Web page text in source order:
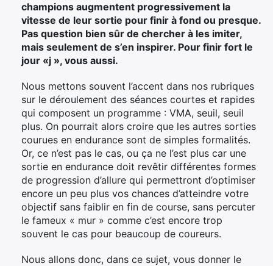
champions augmentent progressivement la
vitesse de leur sortie pour finir à fond ou presque.
Pas question bien sûr de chercher à les imiter,
mais seulement de s’en inspirer. Pour finir fort le
jour «j », vous aussi.
Nous mettons souvent l’accent dans nos rubriques
sur le déroulement des séances courtes et rapides
qui composent un programme : VMA, seuil, seuil
plus. On pourrait alors croire que les autres sorties
courues en endurance sont de simples formalités.
Or, ce n’est pas le cas, ou ça ne l’est plus car une
sortie en endurance doit revêtir différentes formes
de progression d’allure qui permettront d’optimiser
encore un peu plus vos chances d’atteindre votre
objectif sans faiblir en fin de course, sans percuter
le fameux « mur » comme c’est encore trop
souvent le cas pour beaucoup de coureurs.
Nous allons donc, dans ce sujet, vous donner le